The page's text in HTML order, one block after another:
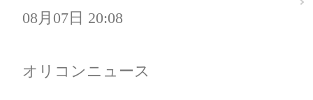
08月07日 20:08
オリコンニュース